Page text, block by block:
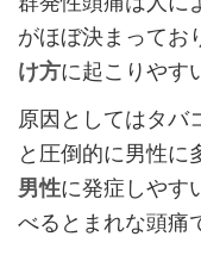
がほぼ決まってお
け方に起こりやす
原因としてはタバ
と圧倒的に男性に
男性に発症しやす
べるとまれな頭痛